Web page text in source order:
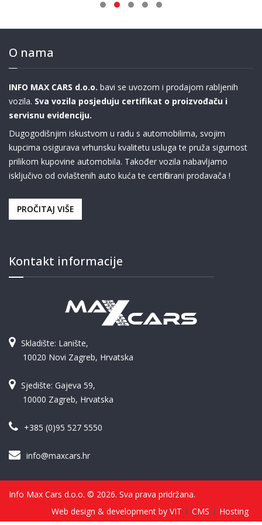
O nama
INFO MAX CARS d.o.o. bavi se uvozom i prodajom rabljenih
vozila. Sva vozila posjeduju certifikat o proizvođaču i
servisnu evidenciju.
Dugogodišnjim iskustvom u radu s automobilima, svojim
kupcima osigurava vrhunsku kvalitetu usluga te pruža sigurnost
prilikom kupovine automobila. Također vozila nabavljamo
isključivo od ovlaštenih auto kuća te certificirani prodavača !
PROČITAJ VIŠE
Kontakt informacije
Skladište: Lanište,
10020 Novi Zagreb, Hrvatska
Sjedište: Gajeva 59,
10000 Zagreb, Hrvatska
+385 (0)95 527 5550
info@maxcars.hr
Info Max Cars d.o.o. © 2026. Sva prava pridržana.
Web design & development by VIT
CMS Hosting